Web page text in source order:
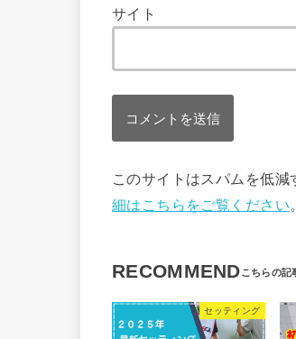
サイト
このサイトはスパムを低
細はこちらをご覧ください。
RECOMMEND
セッティング